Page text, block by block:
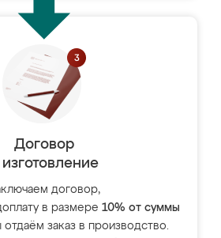
Договор
изготовление
договор,
в размере 10% от суммы
отдаём заказ в производство.